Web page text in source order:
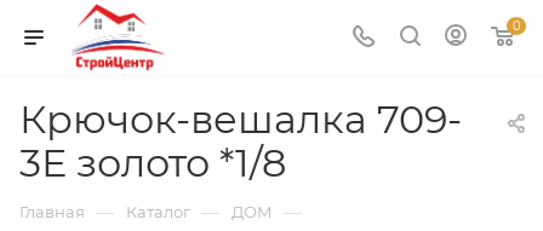
0
Крючок-вешалка 709-
3Е золото *1/8
Главная — Каталог — ДОМ —